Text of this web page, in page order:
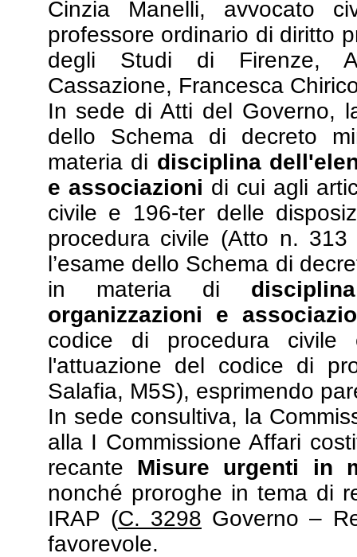
Cinzia Manelli, avvocato
professore ordinario di diritto
degli Studi di Firenze,
Cassazione, Francesca
In sede di Atti del Governo,
dello Schema di decreto
materia di disciplina
e associazioni di cui agli
civile e 196-ter delle
procedura civile (Atto n.
l’esame dello Schema di
in materia di
organizzazioni e
codice di procedura civile
l'attuazione del codice di
Salafia, M5S), esprimendo
In sede consultiva, la
alla I Commissione Affari
recante Misure urgenti in
nonché proroghe in tema di
IRAP (C. 3298 Governo –
favorevole.